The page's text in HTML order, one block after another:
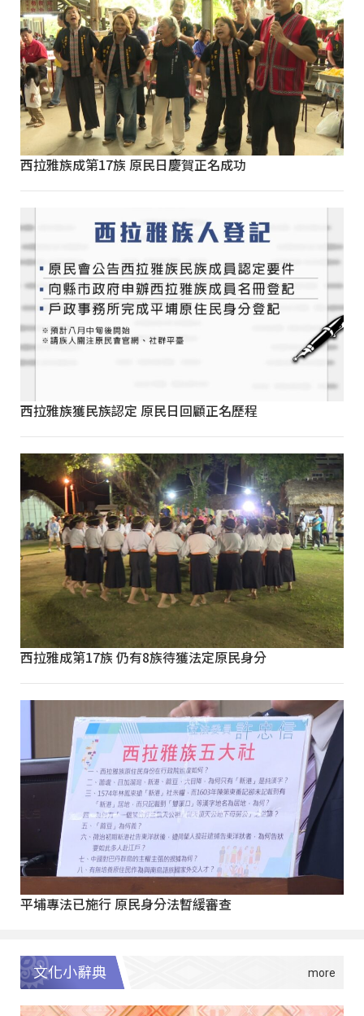
西拉雅族成第17族 原民日慶賀正名成功
西拉雅族獲民族認定 原民日回顧正名歷程
西拉雅成第17族 仍有8族待獲法定原民身分
平埔專法已施行 原民身分法暫緩審查
文化小辭典